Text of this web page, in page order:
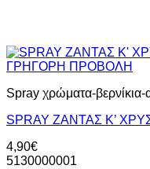
ΓΡΗΓΟΡΗ ΠΡΟΒΟΛΗ
Spray χρώματα-βερνίκια-
SPRAY ZANTAΣ Κ’
4,90€
5130000001